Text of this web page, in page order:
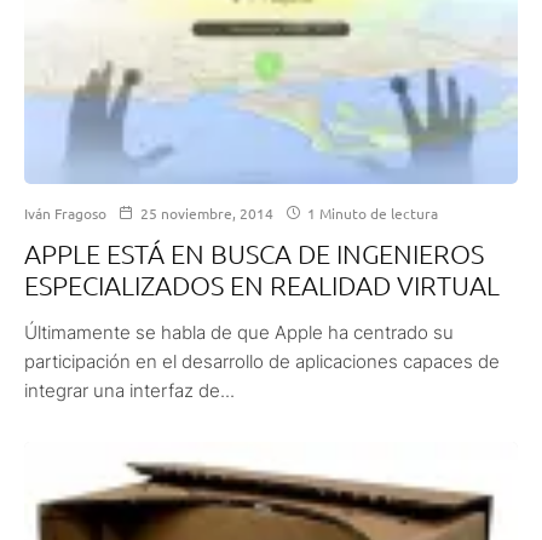
Iván Fragoso 25 noviembre, 2014 1 Minuto de lectura
APPLE ESTÁ EN BUSCA DE INGENIEROS
ESPECIALIZADOS EN REALIDAD VIRTUAL
Últimamente se habla de que Apple ha centrado su
participación en el desarrollo de aplicaciones capaces de
integrar una interfaz de...